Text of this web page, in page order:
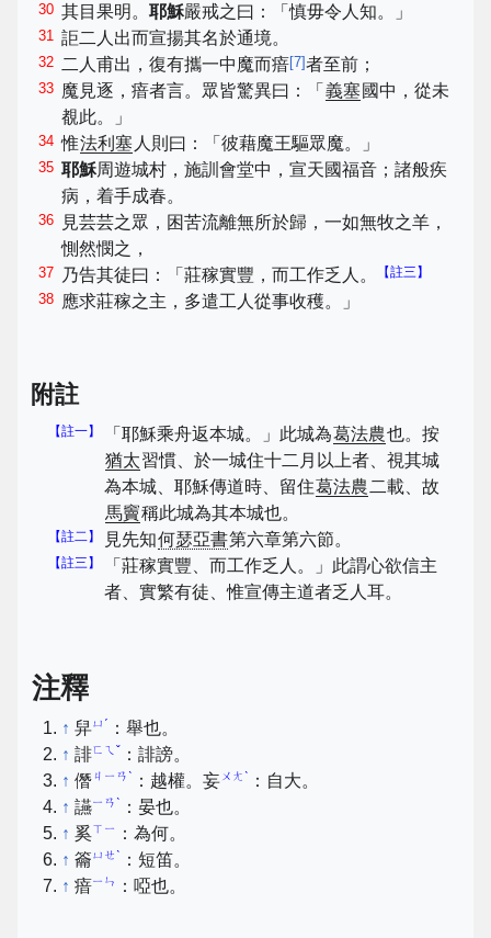
30 其目果明。耶穌嚴戒之曰：「慎毋令人知。」
31 詎二人出而宣揚其名於通境。
32 二人甫出，復有攜一中魔而瘖[7]者至前；
33 魔見逐，瘖者言。眾皆驚異曰：「 義塞 國中，從未
覩此。」
34 惟法利塞 人則曰：「彼藉魔王驅眾魔。」
35 耶穌周遊城村，施訓會堂中，宣天國福音；諸般疾
病，着手成春。
36
見芸芸之眾，困苦流離無所於歸，一如無牧之羊，
惻然憫之，
37 乃告其徒曰：「莊稼實豐，而工作乏人。 【註三】
38 應求莊稼之主，多遣工人從事收穫。」
附註
【註一】 「耶穌乘舟返本城。」此城為葛法農也。按
猶太習慣、於一城住十二月以上者、視其城
為本城、耶穌傳道時、留住葛法農二載、故
馬竇稱此城為其本城也。
【註二】 見先知何瑟亞書第六章第六節。
【註三】
「莊稼實豐、而工作乏人。」此謂心欲信主
者、實繁有徒、惟宣傳主道者乏人耳。
注釋
↑ 舁ㄩˊ
：舉也。
↑ 誹ㄈㄟˇ ：誹謗。
↑ 僭 ㄐㄧㄢˋ ：越權。妄 ㄨㄤˋ
：自大。
↑ 讌ㄧㄢˋ
：晏也。
↑ 奚ㄒㄧ
：為何。
↑ 籥 ㄩㄝˋ
：短笛。
↑ 瘖ㄧㄣ ：啞也。